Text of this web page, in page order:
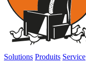
Solutions Produits Service